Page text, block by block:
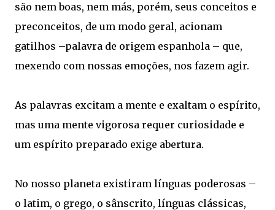
são nem boas, nem más, porém, seus conceitos e
preconceitos, de um modo geral, acionam
gatilhos –palavra de origem espanhola – que,
mexendo com nossas emoções, nos fazem agir.
As palavras excitam a mente e exaltam o espírito,
mas uma mente vigorosa requer curiosidade e
um espírito preparado exige abertura.
No nosso planeta existiram línguas poderosas –
o latim, o grego, o sânscrito, línguas clássicas,